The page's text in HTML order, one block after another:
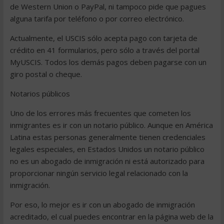
de Western Union o PayPal, ni tampoco pide que pagues
alguna tarifa por teléfono o por correo electrónico.
Actualmente, el USCIS sólo acepta pago con tarjeta de
crédito en 41 formularios, pero sólo a través del portal
MyUSCIS. Todos los demás pagos deben pagarse con un
giro postal o cheque.
Notarios públicos
Uno de los errores más frecuentes que cometen los
inmigrantes es ir con un notario público. Aunque en América
Latina estas personas generalmente tienen credenciales
legales especiales, en Estados Unidos un notario público
no es un abogado de inmigración ni está autorizado para
proporcionar ningún servicio legal relacionado con la
inmigración.
Por eso, lo mejor es ir con un abogado de inmigración
acreditado, el cual puedes encontrar en la página web de la